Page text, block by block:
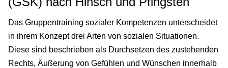
Das Gruppentraining sozialer Kompetenzen unterscheidet
in ihrem Konzept drei Arten von sozialen Situationen.
Diese sind beschrieben als Durchsetzen des zustehenden
Rechts, Äußerung von Gefühlen und Wünschen innerhalb